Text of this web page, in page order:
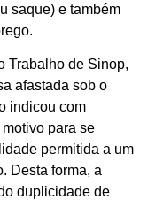
saque) e também
Trabalho de Sinop,
afastada sob o
indicou com
para se
permitida a um
Desta forma, a
duplicidade de